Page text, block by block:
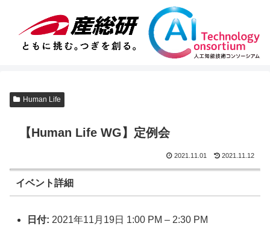
Human Life
【Human Life WG】定例会
2021.11.01 2021.11.12
イベント詳細
日付: 2021年11月19日 1:00 PM –2:30 PM